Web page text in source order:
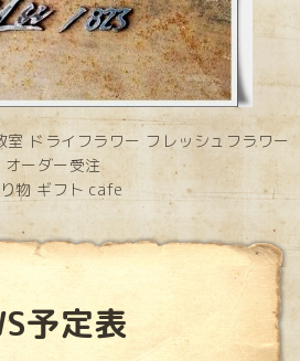
室 ドライフラワー フレッシュフラワー
オーダー受注
物 ギフト cafe
予定表